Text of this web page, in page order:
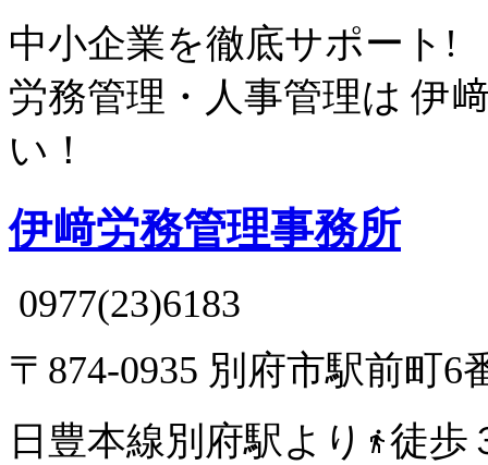
中小企業を徹底サポート!
労務管理・人事管理は伊
い！
伊﨑労務管理事務所
0977(23)6183
〒874-0935 別府市駅前町6
日豊本線別府駅より
 徒歩